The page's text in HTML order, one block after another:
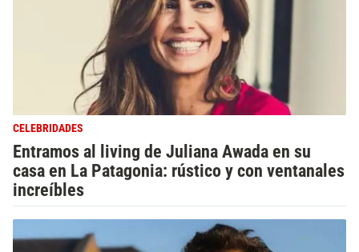
CELEBRIDADES
Entramos al living de Juliana Awada en su
casa en La Patagonia: rústico y con ventanales
increíbles